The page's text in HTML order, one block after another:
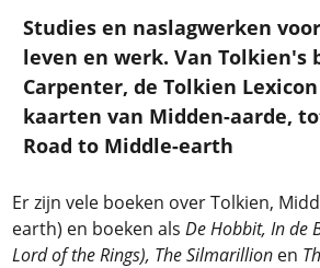
Studies en naslagwerken
leven en werk. Van Tolkien's
Carpenter, de Tolkien
kaarten van Midden-aarde,
Road to Middle-earth
Er zijn vele boeken over Tolkien,
earth) en boeken als De Hobbit, In de
Lord of the Rings), The Silmarillion en